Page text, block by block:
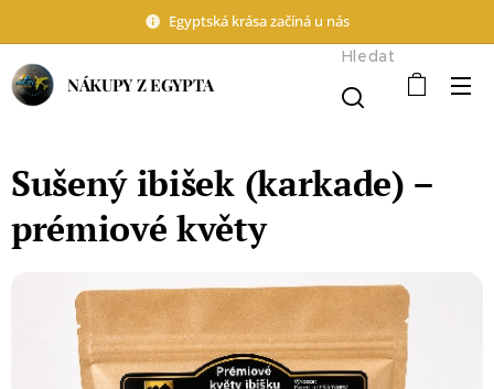
Egyptská krása začíná u nás
NÁKUPY Z EGYPTA
Hledat
Sušený ibišek (karkade) –
prémiové květy